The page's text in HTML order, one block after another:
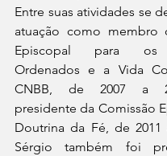
Entre suas atividades se
atuação como membro
Episcopal para os
Ordenados e a Vida
CNBB, de 2007 a
presidente da Comissão
Doutrina da Fé, de 2011
Sérgio também foi